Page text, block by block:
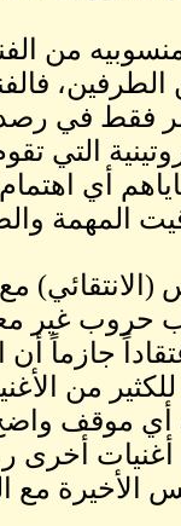
من
الطرفين،
فقط في
التي
أي
المهمة
مع
غير
جازماً
من
أي موقف
أغنيات أخرى
الأخيرة مع